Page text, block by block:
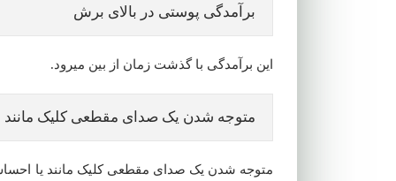
برآمدگی پوستی در بالای برش
این برآمدگی با گذشت زمان از بین میرود.
متوجه شدن یک صدای مقطعی کلیک مانند
متوجه شدن یک صدای مقطعی کلیک مانند یا